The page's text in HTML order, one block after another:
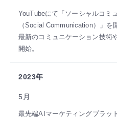
YouTubeにて「ソーシャルコミ
（Social Communication）」を
最新のコミュニケーション技術
開始。
2023年
5月
最先端AIマーケティングプラッ